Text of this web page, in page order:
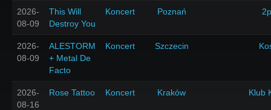
2026-
08-09
This Will
Destroy You
Koncert Poznań
2026-
08-09
ALESTORM
+ Metal De
Facto
Koncert Szczecin
2026-
08-16
Rose Tattoo Koncert Kraków Klub